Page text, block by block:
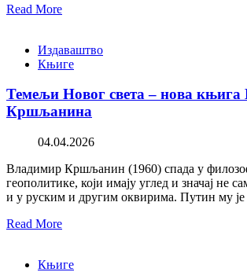
Read More
Издаваштво
Књиге
Темељи Новог света – нова
Кршљанина
04.04.2026
Владимир Кршљанин (1960) спада у
геополитике, који имају углед и значај не
и у руским и другим оквирима. Путин му
Read More
Књиге